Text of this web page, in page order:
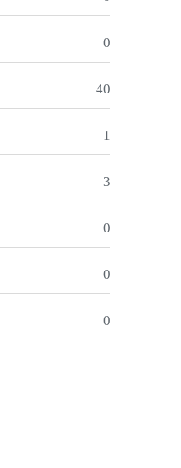
0
40
1
3
0
0
0